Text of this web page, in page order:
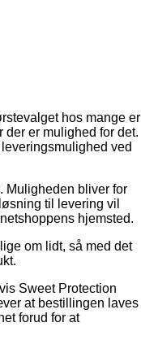
hos mange er
der er mulighed for det.
ved
Muligheden bliver for
til levering vil
hjemsted.
om lidt, så med det
Sweet Protection
at bestillingen laves
forud for at